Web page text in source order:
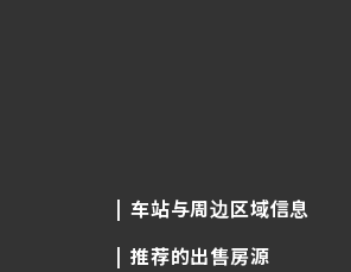
车站与周边区域信息
推荐的出售房源